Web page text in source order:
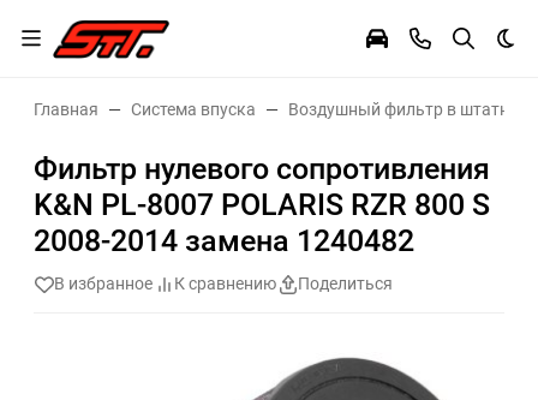
Главная Система впуска Воздушный фильтр в штатное
Фильтр нулевого сопротивления
K&N PL-8007 POLARIS RZR 800 S
2008-2014 замена 1240482
В избранное К сравнению Поделиться